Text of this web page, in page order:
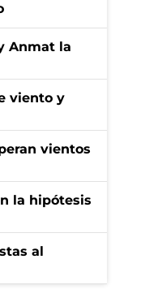
Anmat la
viento y
vientos
la hipótesis
al